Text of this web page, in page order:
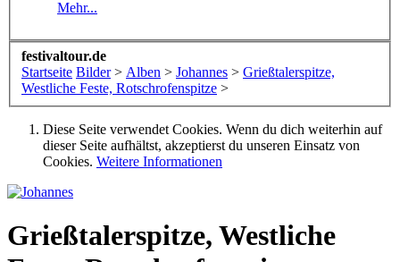
Mehr...
festivaltour.de
Startseite Bilder > Alben > Johannes > Grießtalerspitze,
Westliche Feste, Rotschrofenspitze >
Diese Seite verwendet Cookies. Wenn du dich weiterhin auf
dieser Seite aufhältst, akzeptierst du unseren Einsatz von
Cookies. Weitere Informationen
Grießtalerspitze, Westliche